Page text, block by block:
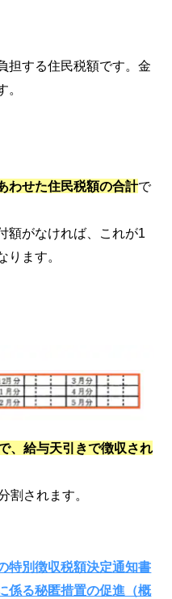
担する住民税額です。金
。
わせた住民税額の合計で
額がなければ、これが1
ります。
、給与天引きで徴収され
割されます。
特別徴収税額決定通知書
係る秘匿措置の促進（概